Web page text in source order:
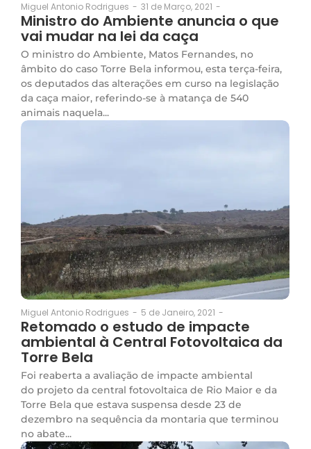
Miguel Antonio Rodrigues - 31 de Março, 2021 -
Ministro do Ambiente anuncia o que
vai mudar na lei da caça
O ministro do Ambiente, Matos Fernandes, no
âmbito do caso Torre Bela informou, esta terça-feira,
os deputados das alterações em curso na legislação
da caça maior, referindo-se à matança de 540
animais naquela...
Miguel Antonio Rodrigues - 5 de Janeiro, 2021 -
Retomado o estudo de impacte
ambiental à Central Fotovoltaica da
Torre Bela
Foi reaberta a avaliação de impacte ambiental
do projeto da central fotovoltaica de Rio Maior e da
Torre Bela que estava suspensa desde 23 de
dezembro na sequência da montaria que terminou
no abate...